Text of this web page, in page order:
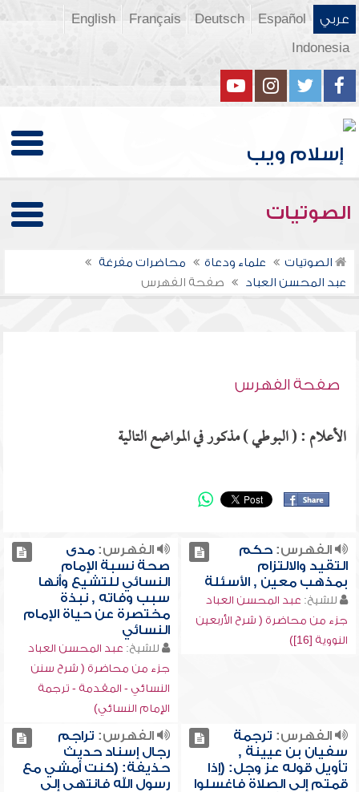
عربي Español
Deutsch
Français
English
Indonesia
الصوتيات
الصوتيات علماء ودعاة
محاضرات مفرغة
عبد المحسن العباد
صفحة الفهرس
صفحة الفهرس
الأعلام : ( البوطي ) مذكور في المواضع التالية
الفهرس:حكم
التقيد والالتزام
بمذهب معين , الأسئلة
للشيخ: عبد المحسن العباد
جزء من محاضرة ( شرح الأربعين
النووية [16])
الفهرس:مدى
صحة نسبة الإمام
النسائي للتشيع وأنها
سبب وفاته , نبذة
مختصرة عن حياة الإمام
النسائي
للشيخ: عبد المحسن العباد
جزء من محاضرة ( شرح سنن
النسائي - المقدمة - ترجمة
الإمام النسائي)
الفهرس: ترجمة
سفيان بن عيينة ,
تأويل قوله عز وجل: (إذا
قمتم إلى الصلاة فاغسلوا
الفهرس: تراجم
رجال إسناد حديث
حذيفة: (كنت أمشي مع
رسول الله فانتهى إلى